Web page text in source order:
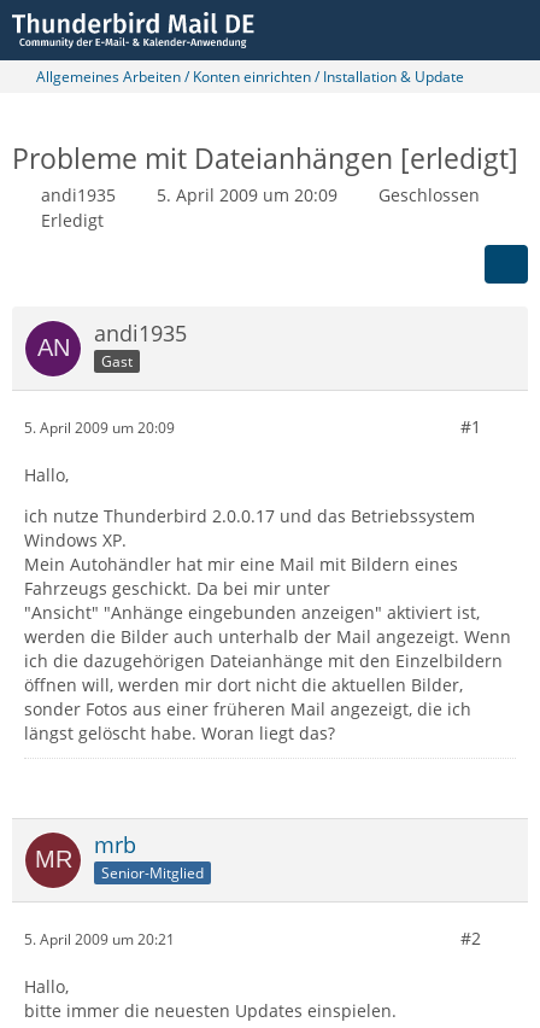
Allgemeines Arbeiten / Konten einrichten / Installation & Update
Probleme mit Dateianhängen [erledigt]
andi1935 5. April 2009 um 20:09
Geschlossen
Erledigt
andi1935
Gast
5. April 2009 um 20:09 #1
Hallo,
ich nutze Thunderbird 2.0.0.17 und das Betriebssystem
Windows XP.
Mein Autohändler hat mir eine Mail mit Bildern eines
Fahrzeugs geschickt. Da bei mir unter
"Ansicht" "Anhänge eingebunden anzeigen" aktiviert ist,
werden die Bilder auch unterhalb der Mail angezeigt. Wenn
ich die dazugehörigen Dateianhänge mit den Einzelbildern
öffnen will, werden mir dort nicht die aktuellen Bilder,
sonder Fotos aus einer früheren Mail angezeigt, die ich
längst gelöscht habe. Woran liegt das?
mrb
Senior-Mitglied
5. April 2009 um 20:21 #2
Hallo,
bitte immer die neuesten Updates einspielen.